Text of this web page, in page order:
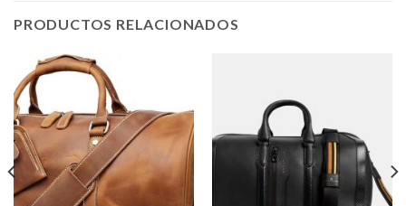
PRODUCTOS RELACIONADOS